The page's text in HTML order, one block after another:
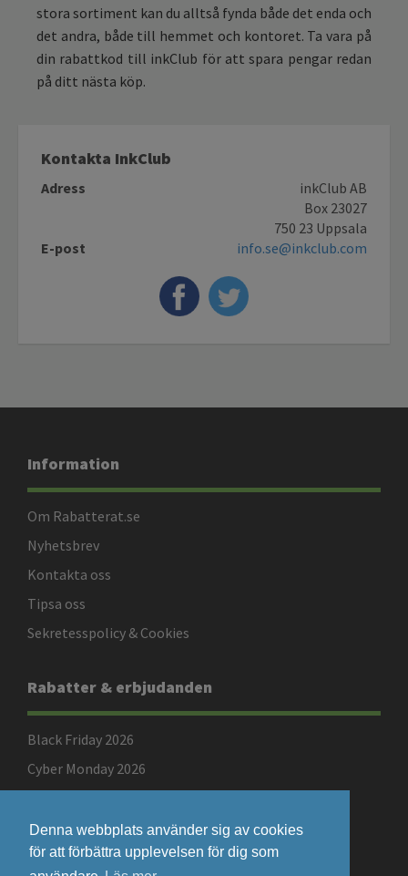
Denna webbplats använder sig av cookies
för att förbättra upplevelsen för dig som
stora sortiment kan du alltså fynda både det enda och
det andra, både till hemmet och kontoret. Ta vara på
din rabattkod till inkClub för att spara pengar redan
på ditt nästa köp.
Kontakta InkClub
Adress
inkClub AB
Box 23027
750 23 Uppsala
E-post
info.se@inkclub.com
Information
Om Rabatterat.se
Nyhetsbrev
Kontakta oss
Tipsa oss
Sekretesspolicy & Cookies
Rabatter & erbjudanden
Black Friday 2026
Cyber Monday 2026